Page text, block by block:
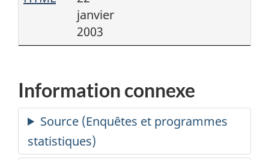
janvier
2003
Information connexe